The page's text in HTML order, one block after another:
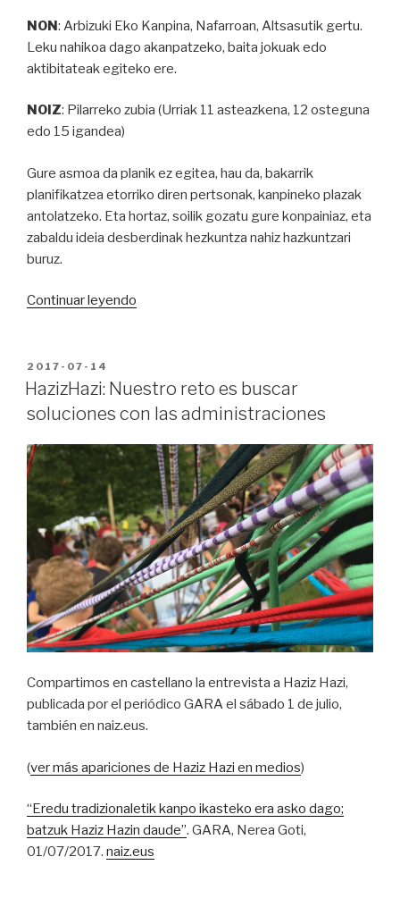
NON: Arbizuki Eko Kanpina, Nafarroan, Altsasutik gertu.
Leku nahikoa dago akanpatzeko, baita jokuak edo
aktibitateak egiteko ere.
NOIZ: Pilarreko zubia (Urriak 11 asteazkena, 12 osteguna
edo 15 igandea)
Gure asmoa da planik ez egitea, hau da, bakarrik
planifikatzea etorriko diren pertsonak, kanpineko plazak
antolatzeko. Eta hortaz, soilik gozatu gure konpainiaz, eta
zabaldu ideia desberdinak hezkuntza nahiz hazkuntzari
buruz.
Continuar leyendo
12-
15
PUBLICADO
EN
2017-07-14
HazizHazi: Nuestro reto es buscar
soluciones con las administraciones
Compartimos en castellano la entrevista a Haziz Hazi,
publicada por el periódico GARA el sábado 1 de julio,
también en naiz.eus.
(ver más apariciones de Haziz Hazi en medios)
“Eredu tradizionaletik kanpo ikasteko era asko dago;
batzuk Haziz Hazin daude”. GARA, Nerea Goti,
01/07/2017. naiz.eus